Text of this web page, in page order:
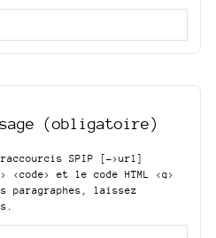
(obligatoire)
SPIP
[->url]
et le code HTML <q>
paragraphes, laissez